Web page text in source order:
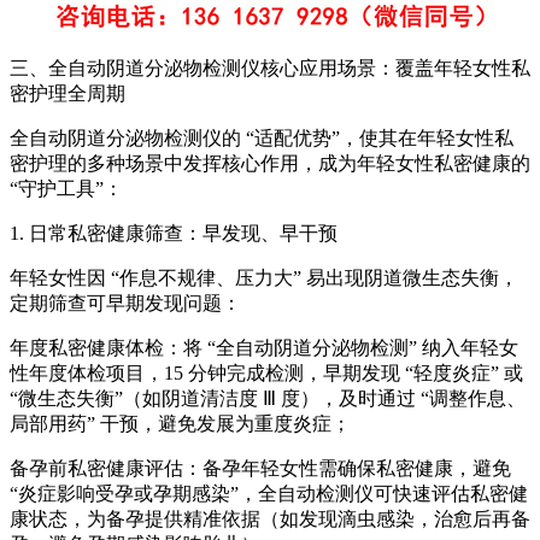
三、 全自动阴道分泌物检测仪核心应用场景：覆盖年轻女性私
密护理全周期
全自动阴道分泌物检测仪的 “适配优势”，使其在年轻女性私
密护理的多种场景中发挥核心作用，成为年轻女性私密健康的
“守护工具”：
1. 日常私密健康筛查：早发现、早干预
年轻女性因 “作息不规律、压力大” 易出现阴道微生态失衡，
定期筛查可早期发现问题：
年度私密健康体检：将 “全自动阴道分泌物检测” 纳入年轻女
性年度体检项目，15 分钟完成检测，早期发现 “轻度炎症” 或
“微生态失衡”（如阴道清洁度 Ⅲ 度），及时通过 “调整作息、
局部用药” 干预，避免发展为重度炎症；
备孕前私密健康评估：备孕年轻女性需确保私密健康，避免
“炎症影响受孕或孕期感染”，全自动检测仪可快速评估私密健
康状态，为备孕提供精准依据（如发现滴虫感染，治愈后再备